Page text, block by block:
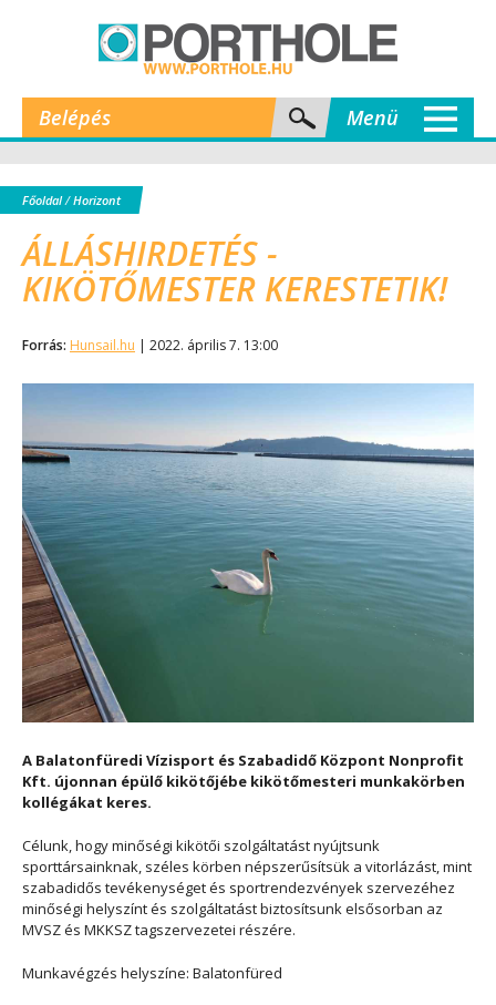
Belépés Menü
Főoldal/Horizont
ÁLLÁSHIRDETÉS -
KIKÖTŐMESTER KERESTETIK!
Forrás: Hunsail.hu | 2022. április 7. 13:00
A Balatonfüredi Vízisport és Szabadidő Központ Nonprofit
Kft. újonnan épülő kikötőjébe kikötőmesteri munkakörben
kollégákat keres.
Célunk, hogy minőségi kikötői szolgáltatást nyújtsunk
sporttársainknak, széles körben népszerűsítsük a vitorlázást, mint
szabadidős tevékenységet és sportrendezvények szervezéhez
minőségi helyszínt és szolgáltatást biztosítsunk elsősorban az
MVSZ és MKKSZ tagszervezetei részére.
Munkavégzés helyszíne: Balatonfüred